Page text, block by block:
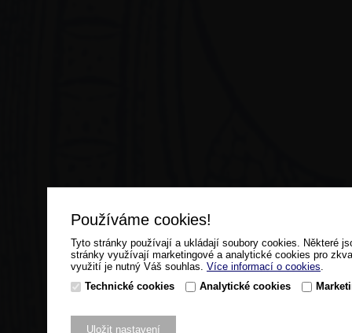
Používáme cookies!
Tyto stránky používají a ukládají soubory cookies. Některé
stránky využívají marketingové a analytické cookies pro
využití je nutný Váš souhlas. Více informací o cookies
Technické cookies
Analytické cookies
Uložit nastavení